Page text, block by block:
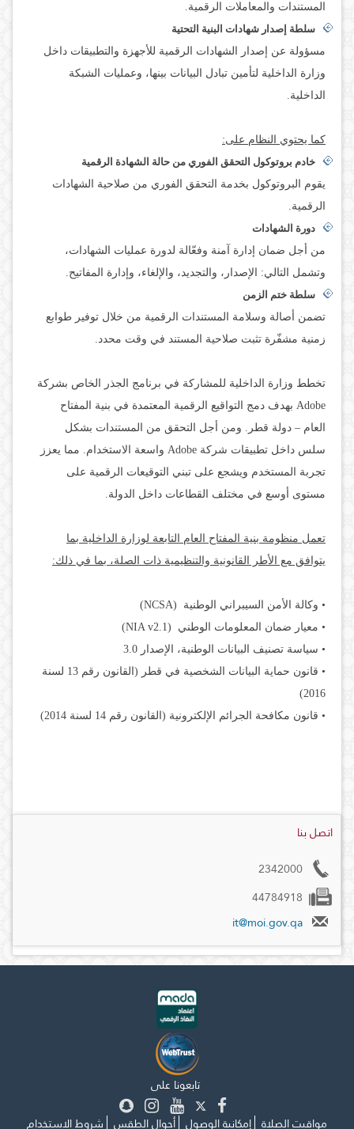
المستندات والمعاملات الرقمية.
سلطة إصدار شهادات البنية التحتية
مسؤولة عن إصدار الشهادات الرقمية للأجهزة والتطبيقات داخل
وزارة الداخلية لتأمين تبادل البيانات بينها، وعمليات الشبكة
الداخلية.
كما يحتوي النظام على:
خادم بروتوكول التحقق الفوري من حالة الشهادة الرقمية
يقوم البروتوكول بخدمة التحقق الفوري من صلاحية الشهادات
الرقمية.
دورة الشهادات
من أجل ضمان إدارة آمنة وفعّالة لدورة عمليات الشهادات،
وتشمل التالي: الإصدار، والتجديد، والإلغاء، وإدارة المفاتيح.
سلطة ختم الزمن
تضمن أصالة وسلامة المستندات الرقمية من خلال توفير طوابع
زمنية مشفّرة تثبت صلاحية المستند في وقت محدد.
تخطط وزارة الداخلية للمشاركة في برنامج الجذر الخاص بشركة
Adobe بهدف دمج التواقيع الرقمية المعتمدة في بنية المفتاح
العام – دولة قطر. ومن أجل التحقق من المستندات بشكل
سلس داخل تطبيقات شركة Adobe واسعة الاستخدام. مما يعزز
تجربة المستخدم ويشجع على تبني التوقيعات الرقمية على
مستوى أوسع في مختلف القطاعات داخل الدولة.
تعمل منظومة بنية المفتاح العام التابعة لوزارة الداخلية بما
يتوافق مع الأطر القانونية والتنظيمية ذات الصلة، بما في ذلك:
• وكالة الأمن السيبراني الوطنية (NCSA)
• معيار ضمان المعلومات الوطني (NIA v2.1)
• سياسة تصنيف البيانات الوطنية، الإصدار 3.0
• قانون حماية البيانات الشخصية في قطر (القانون رقم 13 لسنة
2016)
• قانون مكافحة الجرائم الإلكترونية (القانون رقم 14 لسنة 2014)
اتصل بنا
2342000
44784918
it@moi.gov.qa
مواقيت الصلاة إمكانية الوصول أحوال الطقس شروط الاستخدام
تابعونا على